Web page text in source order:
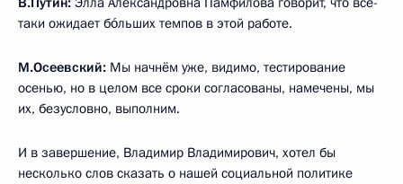
таки ожидает бóльших темпов в этой работе.
М.Осеевский: Мы начнём уже, видимо, тестирование
осенью, но в целом все сроки согласованы, намечены, мы
их, безусловно, выполним.
И в завершение, Владимир Владимирович, хотел бы
несколько слов сказать о нашей социальной политике